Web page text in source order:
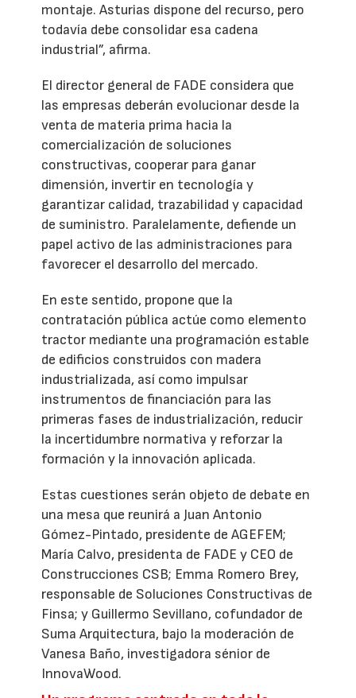
montaje. Asturias dispone del recurso, pero
todavía debe consolidar esa cadena
industrial”, afirma.
El director general de FADE considera que
las empresas deberán evolucionar desde la
venta de materia prima hacia la
comercialización de soluciones
constructivas, cooperar para ganar
dimensión, invertir en tecnología y
garantizar calidad, trazabilidad y capacidad
de suministro. Paralelamente, defiende un
papel activo de las administraciones para
favorecer el desarrollo del mercado.
En este sentido, propone que la
contratación pública actúe como elemento
tractor mediante una programación estable
de edificios construidos con madera
industrializada, así como impulsar
instrumentos de financiación para las
primeras fases de industrialización, reducir
la incertidumbre normativa y reforzar la
formación y la innovación aplicada.
Estas cuestiones serán objeto de debate en
una mesa que reunirá a Juan Antonio
Gómez-Pintado, presidente de AGEFEM;
María Calvo, presidenta de FADE y CEO de
Construcciones CSB; Emma Romero Brey,
responsable de Soluciones Constructivas de
Finsa; y Guillermo Sevillano, cofundador de
Suma Arquitectura, bajo la moderación de
Vanesa Baño, investigadora sénior de
InnovaWood.